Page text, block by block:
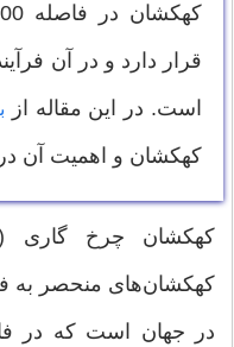
قرار دارد و در آن
است. در این مقاله از
کهکشان و اهمیت آن
کهکشان‌های منحصر به